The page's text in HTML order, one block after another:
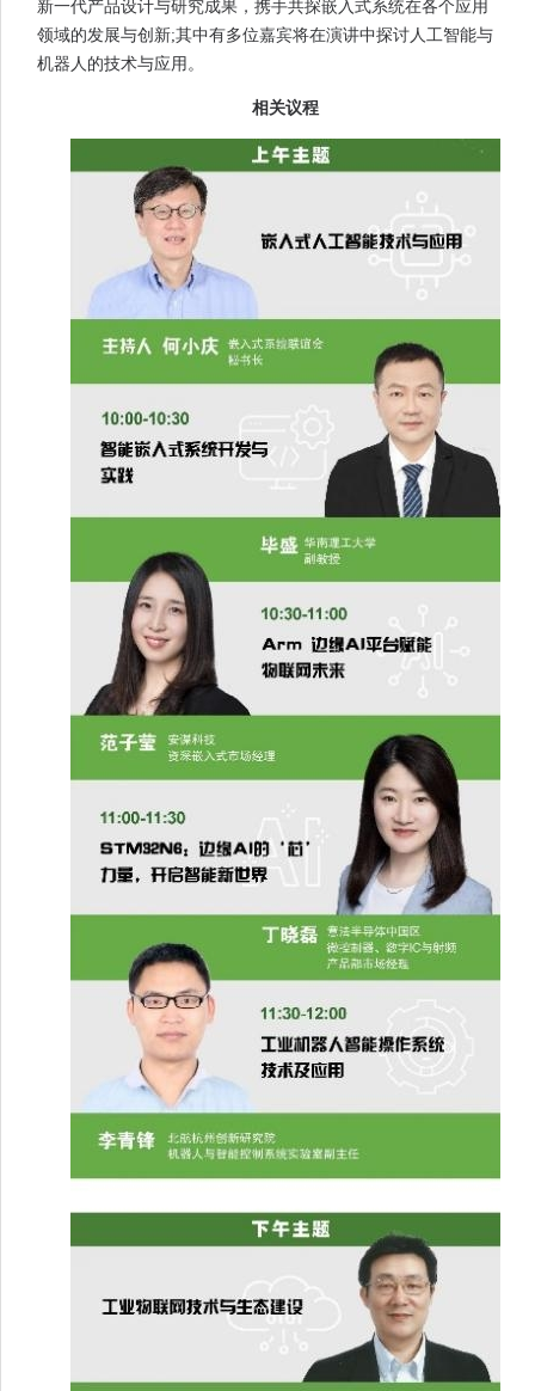
新一代产品设计与研究成果，携手共探嵌入式系统在各个应用
领域的发展与创新;其中有多位嘉宾将在演讲中探讨人工智能与
机器人的技术与应用。
相关议程